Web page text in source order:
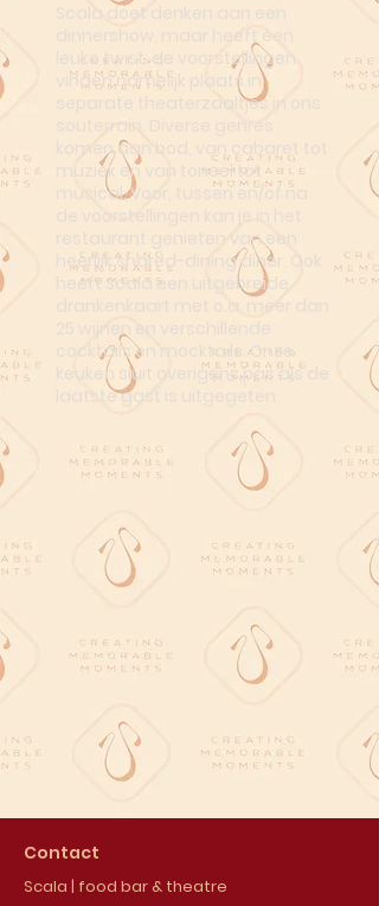
Scala doet denken aan een
dinnershow, maar heeft een
leuke twist: de voorstellingen
vinden namelijk plaats in
separate theaterzaaltjes in ons
souterrain. Diverse genres
komen aan bod, van cabaret tot
muziek en van toneel tot
musical. Voor, tussen en/of na
de voorstellingen kan je in het
restaurant genieten van een
heerlijk shared-dining diner. Ook
heeft Scala een uitgebreide
drankenkaart met o.a. meer dan
25 wijnen en verschillende
cocktails en mocktails. Onze
keuken sluit overigens pas als de
laatste gast is uitgegeten.
Contact
Scala | food bar & theatre